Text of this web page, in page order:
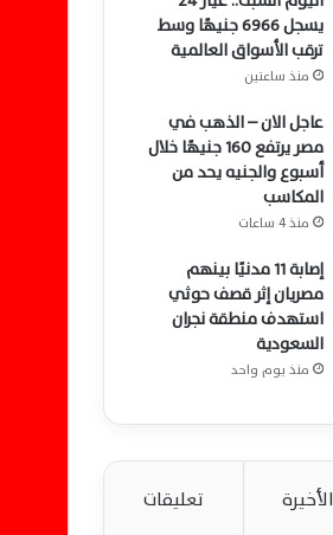
يسجل 6966 جنيهًا وسط
ترقب الأسواق العالمية
منذ ساعتين
عاجل الان – الذهب في
مصر يرتفع 160 جنيهًا خلال
أسبوع والجنيه يحد من
المكاسب
منذ 4 ساعات
إصابة 11 مدنيًا بينهم
مصريان إثر قصف حوثي
استهدف منطقة نجران
السعودية
منذ يوم واحد
الأخيرة تعليقات